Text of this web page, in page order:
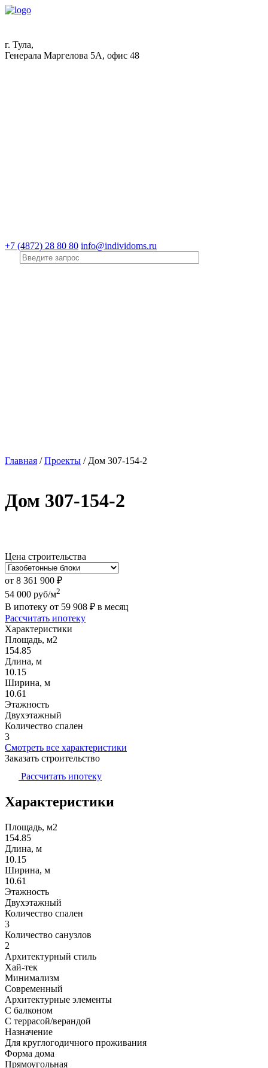
г. Тула,
Генерала Маргелова 5А, офис 48
+7 (4872) 28 80 80 info@individoms.ru
Главная /Проекты / Дом 307-154-2
Дом 307-154-2
Цена строительства
от 8 361 900 ₽
54 000 руб/м2
В ипотеку от 59 908 ₽ в месяц
Рассчитать ипотеку
Характеристики
Площадь, м2
154.85
Длина, м
10.15
Ширина, м
10.61
Этажность
Двухэтажный
Количество спален
3
Смотреть все характеристики
Заказать строительство
Рассчитать ипотеку
Характеристики
Площадь, м2
154.85
Длина, м
10.15
Ширина, м
10.61
Этажность
Двухэтажный
Количество спален
3
Количество санузлов
2
Архитектурный стиль
Хай-тек
Минимализм
Современный
Архитектурные элементы
С балконом
С террасой/верандой
Назначение
Для круглогодичного проживания
Форма дома
Прямоугольная